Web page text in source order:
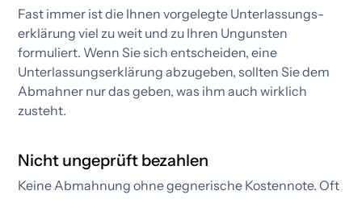
Fast immer ist die Ihnen vorgelegte Unterlassungs­
erklärung viel zu weit und zu Ihren Ungunsten
formuliert. Wenn Sie sich entscheiden, eine
Unterlassungs­erklärung abzugeben, sollten Sie dem
Abmahner nur das geben, was ihm auch wirklich
zusteht.
Nicht ungeprüft bezahlen
Keine Abmahnung ohne gegnerische Kostennote. Oft